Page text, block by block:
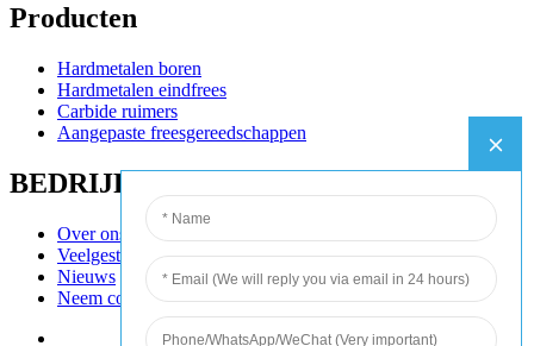
Producten
Hardmetalen boren
Hardmetalen eindfrees
Carbide ruimers
Aangepaste freesgereedschappen
BEDRIJF
Over ons
Veelgestelde vragen
Nieuws
Neem contact met ons op